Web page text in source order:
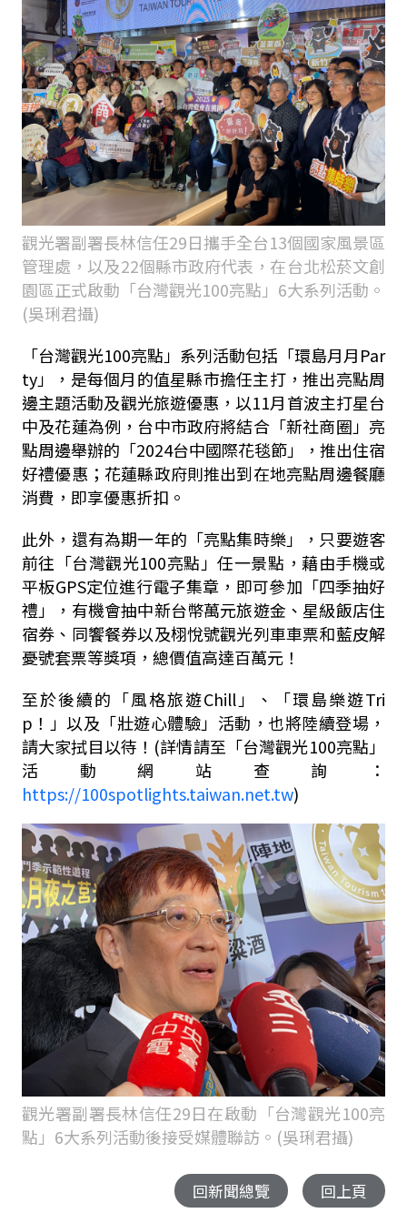
觀光署副署長林信任29日攜手全台13個國家風景區
管理處，以及22個縣市政府代表，在台北松菸文創
園區正式啟動「台灣觀光100亮點」6大系列活動。
(吳琍君攝)
「台灣觀光100亮點」系列活動包括「環島月月Par
ty」，是每個月的值星縣市擔任主打，推出亮點周
邊主題活動及觀光旅遊優惠，以11月首波主打星台
中及花蓮為例，台中市政府將結合「新社商圈」亮
點周邊舉辦的「2024台中國際花毯節」，推出住宿
好禮優惠；花蓮縣政府則推出到在地亮點周邊餐廳
消費，即享優惠折扣。
此外，還有為期一年的「亮點集時樂」，只要遊客
前往「台灣觀光100亮點」任一景點，藉由手機或
平板GPS定位進行電子集章，即可參加「四季抽好
禮」，有機會抽中新台幣萬元旅遊金、星級飯店住
宿券、同饗餐券以及栩悅號觀光列車車票和藍皮解
憂號套票等獎項，總價值高達百萬元！
至於後續的「風格旅遊Chill」、「環島樂遊Tri
p！」以及「壯遊心體驗」活動，也將陸續登場，
請大家拭目以待！(詳情請至「台灣觀光100亮點」
活動網站查詢：
https://100spotlights.taiwan.net.tw)
觀光署副署長林信任29日在啟動「台灣觀光100亮
點」6大系列活動後接受媒體聯訪。(吳琍君攝)
回新聞總覽 回上頁